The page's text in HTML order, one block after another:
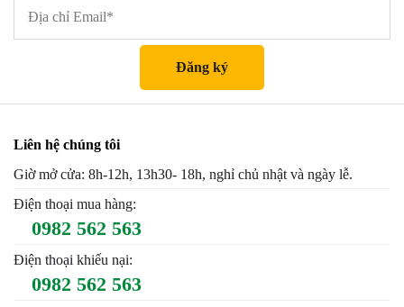
Liên hệ chúng tôi
Giờ mở cửa: 8h-12h, 13h30- 18h, nghỉ chủ nhật và ngày lễ.
Điện thoại mua hàng:
0982 562 563
Điện thoại khiếu nại:
0982 562 563